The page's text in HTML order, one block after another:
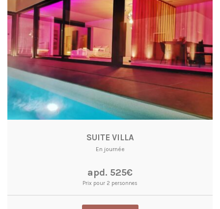
SUITE VILLA
En journée
apd. 525€
Prix pour 2 personnes